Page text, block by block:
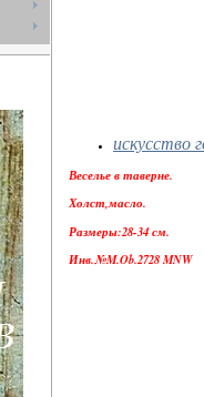
искусство
Веселье в таверне.
Холст,масло.
Размеры:28-34 см.
Инв.№M.Ob.2728 MNW